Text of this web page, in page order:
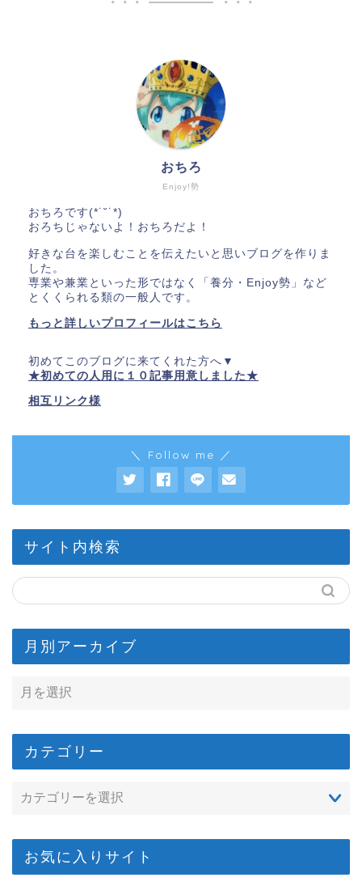
Enjoy!勢
おちろ
おちろです(*˙˘˙*)
おろちじゃないよ！おちろだよ！
好きな台を楽しむことを伝えたいと思いブログを作りま
した。
専業や兼業といった形ではなく「養分・Enjoy勢」など
とくくられる類の一般人です。
もっと詳しいプロフィールはこちら
初めてこのブログに来てくれた方へ▼
★初めての人用に１０記事用意しました★
相互リンク様
＼ Follow me ／
サイト内検索
月別アーカイブ
カテゴリー
お気に入りサイト